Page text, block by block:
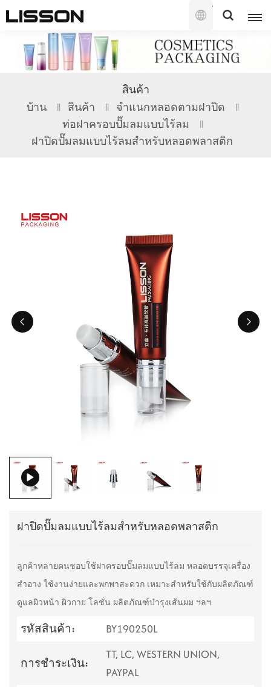
ไทย
English
français
русский
日本語
한국의
Tiếng việt
中文
สินค้า
บ้าน สินค้า
จำแนกหลอดตามฝาปิด
ท่อฝาครอบปั๊มลมแบบไร้ลม
ฝาปิดปั๊มลมแบบไร้ลมสำหรับหลอดพลาสติก
ฝาปิดปั๊มลมแบบไร้ลมสำหรับหลอดพลาสติก
ลูกค้าหลายคนชอบใช้ฝาครอบปั๊มลมแบบไร้ลมหลอดบรรจุเครื่อง
สำอาง ใช้งานง่ายและพกพาสะดวก เหมาะสำหรับใช้กับผลิตภัณฑ์
ดูแลผิวหน้า ผิวกาย โลชั่น ผลิตภัณฑ์บำรุงเส้นผม ฯลฯ
รหัสสินค้า: BY190250L
การชำระเงิน:
TT, LC, WESTERN UNION,
PAYPAL